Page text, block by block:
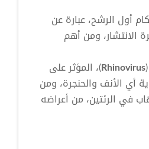
أول الرشح، عبارة عن
الانتشار، ومن أهم
Rhinovirus)، المؤثر على
أي الأنف والحنجرة، ومن
في الرئتين، من أعراضه